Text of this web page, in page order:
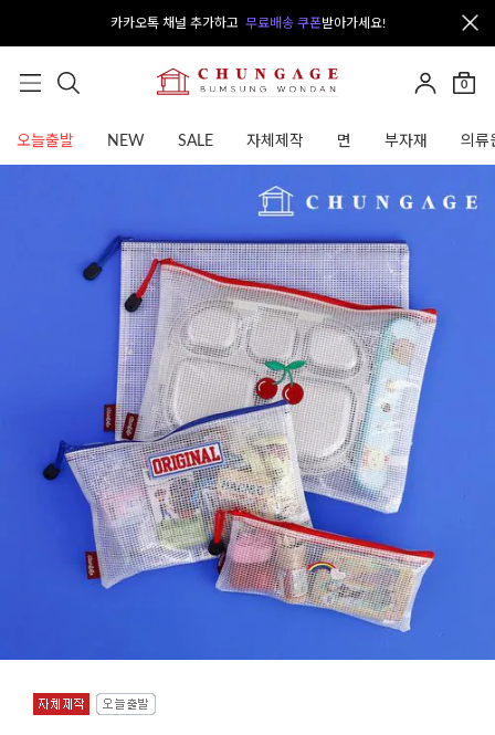
카카오톡 채널 추가하고 무료배송 쿠폰받아가세요!
0
오늘출발 NEW SALE 자체제작 면 부자재 의류